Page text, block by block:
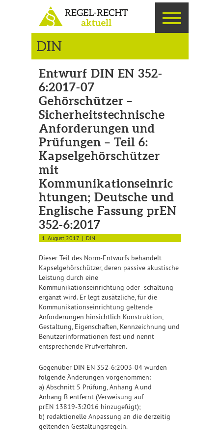
DIN
Entwurf DIN EN 352-
6:2017-07
Gehörschützer –
Sicherheitstechnische
Anforderungen und
Prüfungen – Teil 6:
Kapselgehörschützer
mit
Kommunikationseinric
htungen; Deutsche und
Englische Fassung prEN
352-6:2017
1. August 2017 DIN
Dieser Teil des Norm-Entwurfs behandelt
Kapselgehörschützer, deren passive akustische
Leistung durch eine
Kommunikationseinrichtung oder -schaltung
ergänzt wird. Er legt zusätzliche, für die
Kommunikationseinrichtung geltende
Anforderungen hinsichtlich Konstruktion,
Gestaltung, Eigenschaften, Kennzeichnung und
Benutzerinformationen fest und nennt
entsprechende Prüfverfahren.
Gegenüber DIN EN 352-6:2003-04 wurden
folgende Änderungen vorgenommen:
a) Abschnitt 5 Prüfung, Anhang A und
Anhang B entfernt (Verweisung auf
prEN 13819-3:2016 hinzugefügt);
b) redaktionelle Anpassung an die derzeitig
geltenden Gestaltungsregeln.